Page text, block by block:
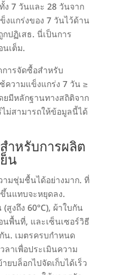
7 วันและ 28 วันจาก
แกร่งของ 7 วันไว้ด้าน
กปฏิเสธ. นี่เป็นการ
นเต็ม.
ารจัดซื้อสำหรับ
ความแข็งแกร่ง 7 วัน ≥
ยมีหลักฐานทางสถิติจาก
ม่สามารถให้ข้อมูลนี้ได้
ำหรับการผลิต
น
ามชุ่มชื้นได้อย่างมาก. ที่
นแทบจะหยุดลง.
(สูงถึง 60°C), ผ้าใบกัน
นพื้นที่, และเซ็นเซอร์วิธี
น. เมตรครบกำหนด
าเพื่อประเมินความ
ยบล็อกไปจัดเก็บได้เร็ว